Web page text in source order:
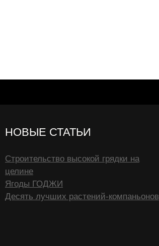
НОВЫЕ СТАТЬИ
Строительство высокой грядки на
целине
Ягоды ГОДЖИ
Десять лучших растений-компаньонов